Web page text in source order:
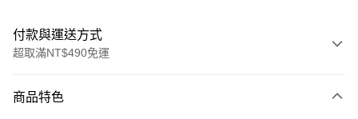
付款與運送方式
超取滿NT$490免運
信用卡一次付款
商品特色